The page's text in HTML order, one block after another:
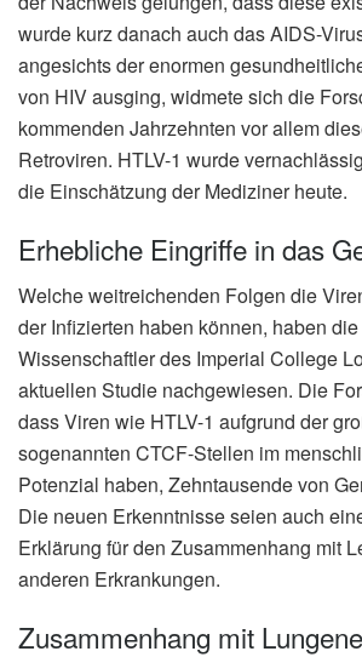
wurde kurz danach auch das AIDS-
angesichts der enormen
von HIV ausging, widmete sich die
kommenden Jahrzehnten vor allem
Retroviren. HTLV-1 wurde
die Einschätzung der Mediziner heute.
Erhebliche Eingriffe in das
Welche weitreichenden Folgen die
der Infizierten haben können, haben
Wissenschaftler des Imperial College
aktuellen Studie nachgewiesen. Die
dass Viren wie HTLV-1 aufgrund der
sogenannten CTCF-Stellen im
Potenzial haben, Zehntausende von
Die neuen Erkenntnisse seien auch
Erklärung für den Zusammenhang mit
anderen Erkrankungen.
Zusammenhang mit